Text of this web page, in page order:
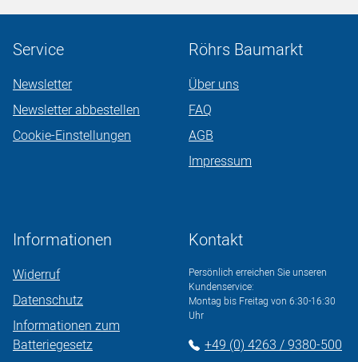
Service
Newsletter
Newsletter abbestellen
Cookie-Einstellungen
Röhrs Baumarkt
Über uns
FAQ
AGB
Impressum
Informationen
Widerruf
Datenschutz
Informationen zum
Batteriegesetz
Kontakt
Persönlich erreichen Sie unseren
Kundenservice:
Montag bis Freitag von 6:30-16:30
Uhr
+49 (0) 4263 / 9380-500